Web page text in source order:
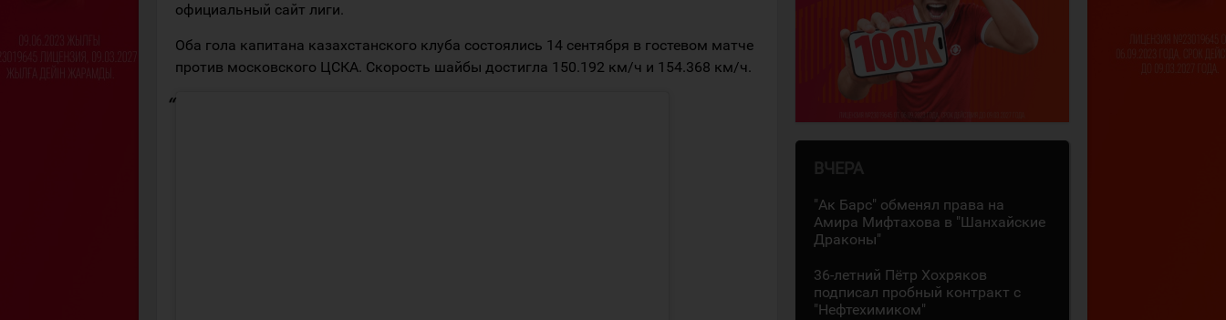
официальный сайт лиги.
Оба гола капитана казахстанского клуба состоялись 14 сентября в гостевом матче
против московского ЦСКА. Скорость шайбы достигла 150.192 км/ч и 154.368 км/ч.
ВЧЕРА
"Ак Барс" обменял права на
Амира Мифтахова в "Шанхайские
Драконы"
36-летний Пётр Хохряков
подписал пробный контракт с
"Нефтехимиком"